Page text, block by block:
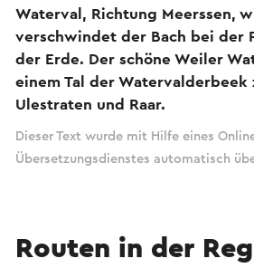
Waterval, Richtung Meerssen,
verschwindet der Bach bei der
der Erde. Der schöne Weiler
einem Tal der Watervalderbeek
Ulestraten und Raar.
Dieser Text wurde mit Hilfe eines
Übersetzungsdienstes automatisch
Routen in der